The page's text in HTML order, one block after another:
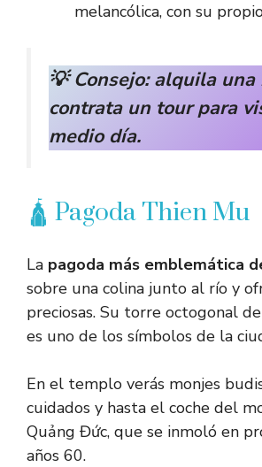
melancólica, con su
💡 Consejo: alquila una
contrata un tour para
medio día.
🛕 Pagoda Thien Mu
La pagoda más emblemática
sobre una colina junto al río y
preciosas. Su torre octogonal
es uno de los símbolos de la
En el templo verás monjes
cuidados y hasta el coche del
Quảng Đức, que se inmoló en
años 60.